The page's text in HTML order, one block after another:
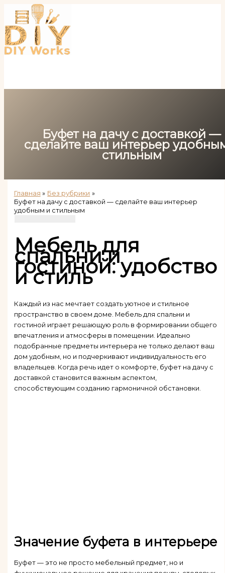
Перейти
содержимому
Буфет на дачу с доставкой —
сделайте ваш интерьер
стильным
Главная
Без рубрики
Буфет на дачу с доставкой — сделайте ваш интерьер
удобным и стильным
Мебель для
спальни и
гостиной: удобство
и стиль
Каждый из нас мечтает создать уютное и стильное
пространство в своем доме. Мебель для спальни и
гостиной играет решающую роль в формировании общего
впечатления и атмосферы в помещении. Идеально
подобранные предметы интерьера не только делают ваш
дом удобным, но и подчеркивают индивидуальность его
владельцев. Когда речь идет о комфорте, буфет на дачу с
доставкой становится важным аспектом,
способствующим созданию гармоничной обстановки.
Значение буфета в интерьере
Буфет — это не просто мебельный предмет, но и